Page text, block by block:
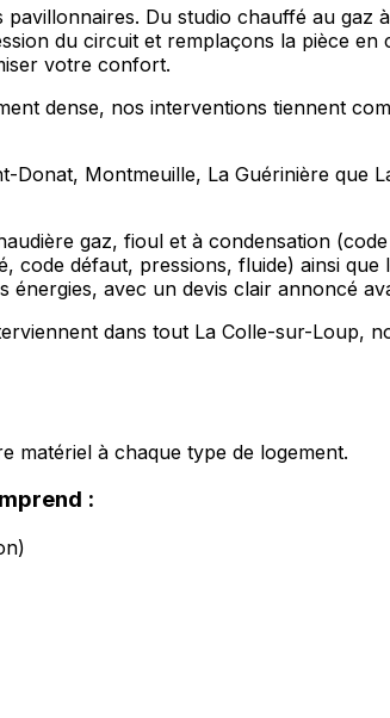
Du studio chauffé au gaz
du circuit et remplaçons la pièce
votre confort.
dense, nos interventions tiennent
Montmeuille, La Guérinière que
gaz, fioul et à condensation
code défaut, pressions, fluide) ainsi
avec un devis clair annoncé
dans tout La Colle-sur-Loup,
matériel à chaque type de logement.
: